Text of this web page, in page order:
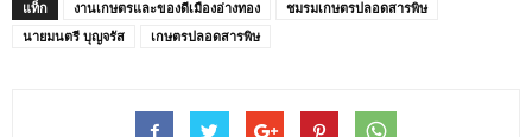
แท็ก งานเกษตรและของดีเมืองอ่างทอง
ชมรมเกษตรปลอดสารพิษ
นายมนตรี บุญจรัส
เกษตรปลอดสารพิษ